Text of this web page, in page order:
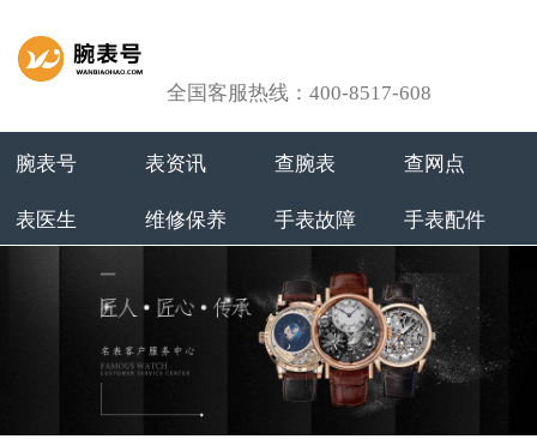
全国客服热线：400-8517-608
腕表号 表资讯 查腕表 查网点
表医生 维修保养 手表故障 手表配件